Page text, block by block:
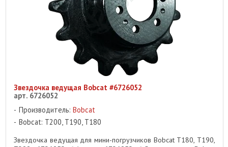
Звездочка ведущая Bobcat #6726052
арт. 6726052
Производитель: Bobcat
Bobcat: T200, T190, T180
Звездочка ведущая для мини-погрузчиков Bobcat T180, T190,